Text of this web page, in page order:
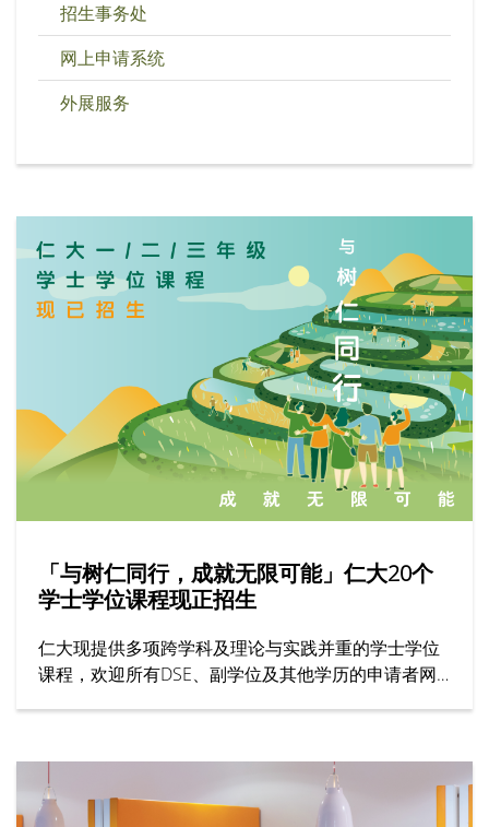
招生事务处
网上申请系统
外展服务
「与树仁同行，成就无限可能」仁大20个
学士学位课程现正招生
仁大现提供多项跨学科及理论与实践并重的学士学位
课程，欢迎所有DSE、副学位及其他学历的申请者网